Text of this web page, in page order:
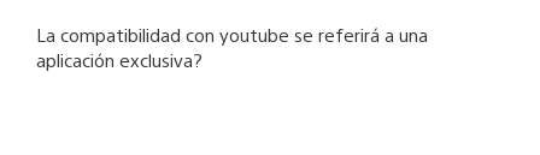
La compatibilidad con youtube se referirá a una
aplicación exclusiva?